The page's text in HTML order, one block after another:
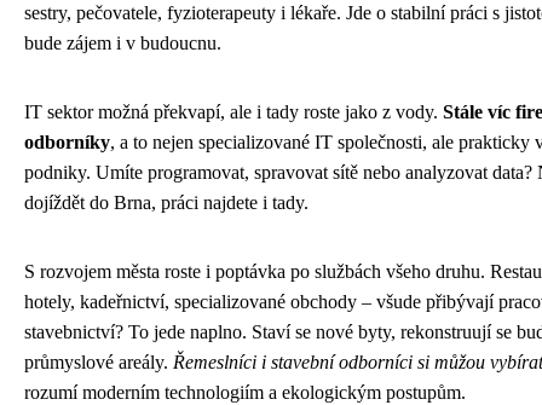
sestry, pečovatele, fyzioterapeuty i lékaře. Jde o stabilní práci s
bude zájem i v budoucnu.
IT sektor možná překvapí, ale i tady roste jako z vody. Stále víc
odborníky, a to nejen specializované IT společnosti, ale prakticky
podniky. Umíte programovat, spravovat sítě nebo analyzovat data?
dojíždět do Brna, práci najdete i tady.
S rozvojem města roste i poptávka po službách všeho druhu.
hotely, kadeřnictví, specializované obchody – všude přibývají
stavebnictví? To jede naplno. Staví se nové byty, rekonstruují se
průmyslové areály. Řemeslníci i stavební odborníci si můžou vybírat
rozumí moderním technologiím a ekologickým postupům.